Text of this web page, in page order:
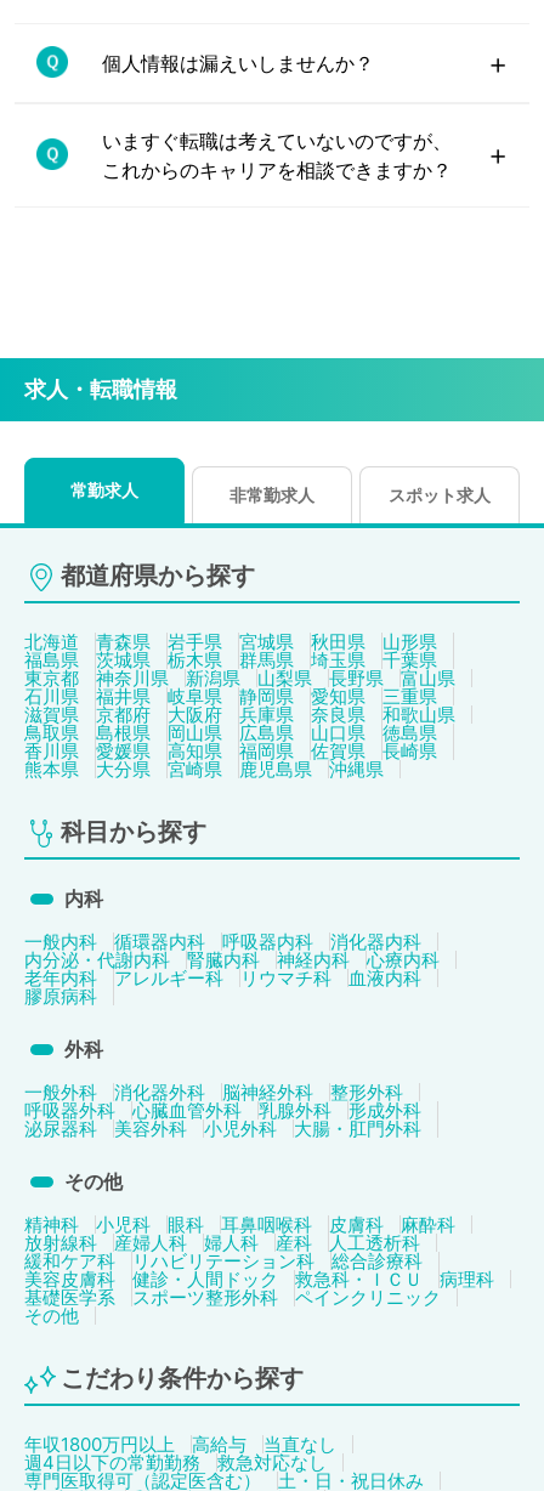
個人情報は漏えいしませんか？ +
いますぐ転職は考えていないのですが、
これからのキャリアを相談できますか？
+
求人・転職情報
常勤求人 非常勤求人 スポット求人
都道府県から探す
北海道 青森県 岩手県 宮城県 秋田県 山形県
福島県 茨城県 栃木県 群馬県 埼玉県 千葉県
東京都 神奈川県 新潟県 山梨県 長野県 富山県
石川県 福井県 岐阜県 静岡県 愛知県 三重県
滋賀県 京都府 大阪府 兵庫県 奈良県 和歌山県
鳥取県 島根県 岡山県 広島県 山口県 徳島県
香川県 愛媛県 高知県 福岡県 佐賀県 長崎県
熊本県 大分県 宮崎県 鹿児島県 沖縄県
科目から探す
内科
一般内科 循環器内科 呼吸器内科 消化器内科
内分泌・代謝内科 腎臓内科 神経内科 心療内科
老年内科 アレルギー科 リウマチ科 血液内科
膠原病科
外科
一般外科 消化器外科 脳神経外科 整形外科
呼吸器外科 心臓血管外科 乳腺外科 形成外科
泌尿器科 美容外科 小児外科 大腸・肛門外科
その他
精神科 小児科 眼科 耳鼻咽喉科 皮膚科 麻酔科
放射線科 産婦人科 婦人科 産科 人工透析科
緩和ケア科 リハビリテーション科 総合診療科
美容皮膚科 健診・人間ドック 救急科・ＩＣＵ 病理科
基礎医学系 スポーツ整形外科 ペインクリニック
その他
こだわり条件から探す
年収1800万円以上 高給与 当直なし
週4日以下の常勤勤務 救急対応なし
専門医取得可（認定医含む） 土・日・祝日休み